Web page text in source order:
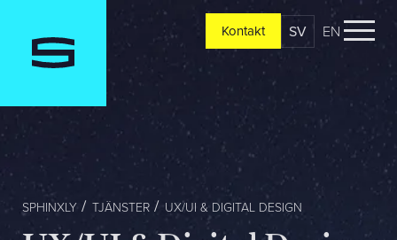
Kontakt
Berätta om er verksamhet, er vision och ert nuläge. Vi
återkommer oftast redan samma dag
Jag är...
Kontakt SV EN
SPHINXLY TJÄNSTER UX/UI & DIGITAL DESIGN